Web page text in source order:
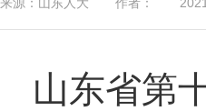
山东省第